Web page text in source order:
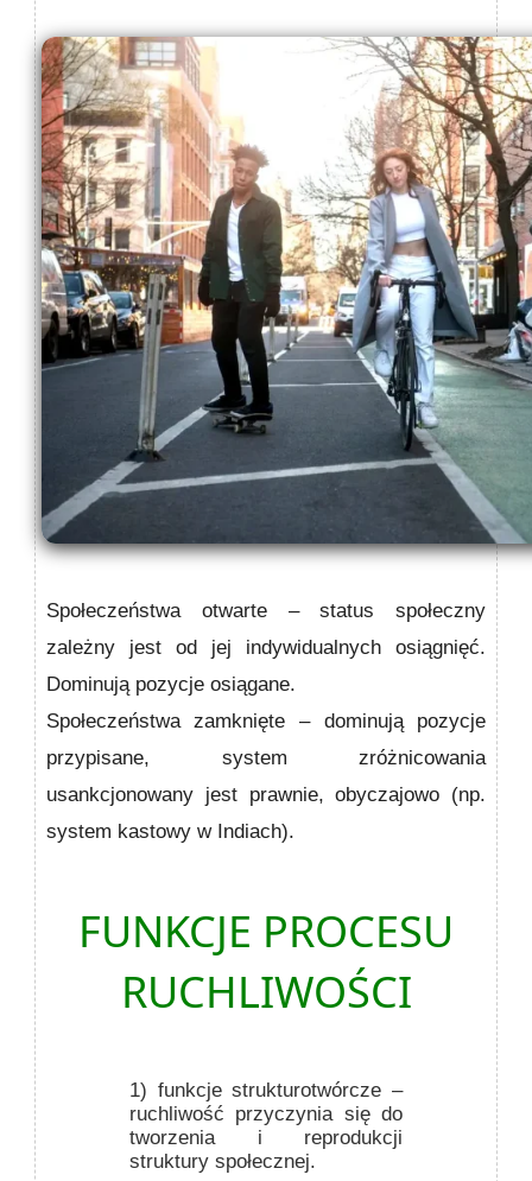
Społeczeństwa otwarte – status społeczny
zależny jest od jej indywidualnych osiągnięć.
Dominują pozycje osiągane.
Społeczeństwa zamknięte – dominują pozycje
przypisane, system zróżnicowania
usankcjonowany jest prawnie, obyczajowo (np.
system kastowy w Indiach).
FUNKCJE PROCESU
RUCHLIWOŚCI
1) funkcje strukturotwórcze –
ruchliwość przyczynia się do
tworzenia i reprodukcji
struktury społecznej.